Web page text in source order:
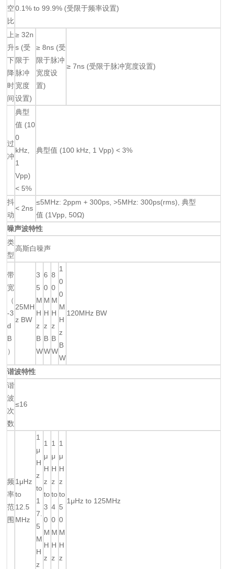
空
比
0.1% to 99.9% (受限于频率设置)
上
升
下
降
时
间
≥ 32n
s (受
限于
脉冲
宽度
设置)
≥ 8ns (受
限于脉冲
宽度设
置)
≥ 7ns (受限于脉冲宽度设置)
过
冲
典型
值 (10
0
kHz,
1
Vpp)
< 5%
典型值 (100 kHz, 1 Vpp) < 3%
抖
动
< 2ns
≤5MHz: 2ppm + 300ps, >5MHz: 300ps(rms), 典型
值 (1Vpp, 50Ω)
噪声波特性
类
型
高斯白噪声
带
宽
（
-3
d
B
）
25MH
z BW
3
5
M
H
z
B
W
6
0
M
H
z
B
W
8
0
M
H
z
B
W
1
0
0
M
H
z
B
W
120MHz BW
谐波特性
谐
波
次
数
≤16
频
率
范
围
1μHz
to
12.5
MHz
1
μ
H
z
to
1
7.
5
M
H
z
1
μ
H
z
to
3
0
M
H
z
1
μ
H
z
to
4
0
M
H
z
1
μ
H
z
to
5
0
M
H
z
1μHz to 125MHz